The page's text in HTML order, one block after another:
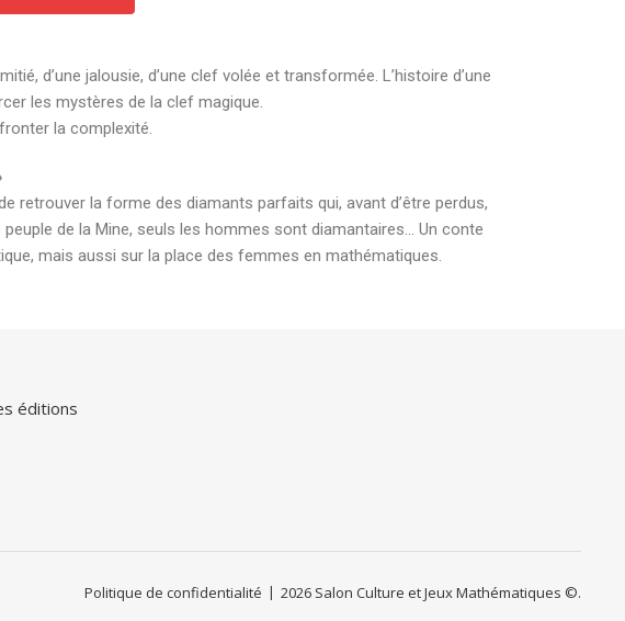
d’une jalousie, d’une clef volée et transformée. L’histoire d’une
les mystères de la clef magique.
la complexité.
retrouver la forme des diamants parfaits qui, avant d’être perdus,
de la Mine, seuls les hommes sont diamantaires… Un conte
mais aussi sur la place des femmes en mathématiques.
éditions
2026 Salon Culture et Jeux Mathématiques ©.
Politique de confidentialité